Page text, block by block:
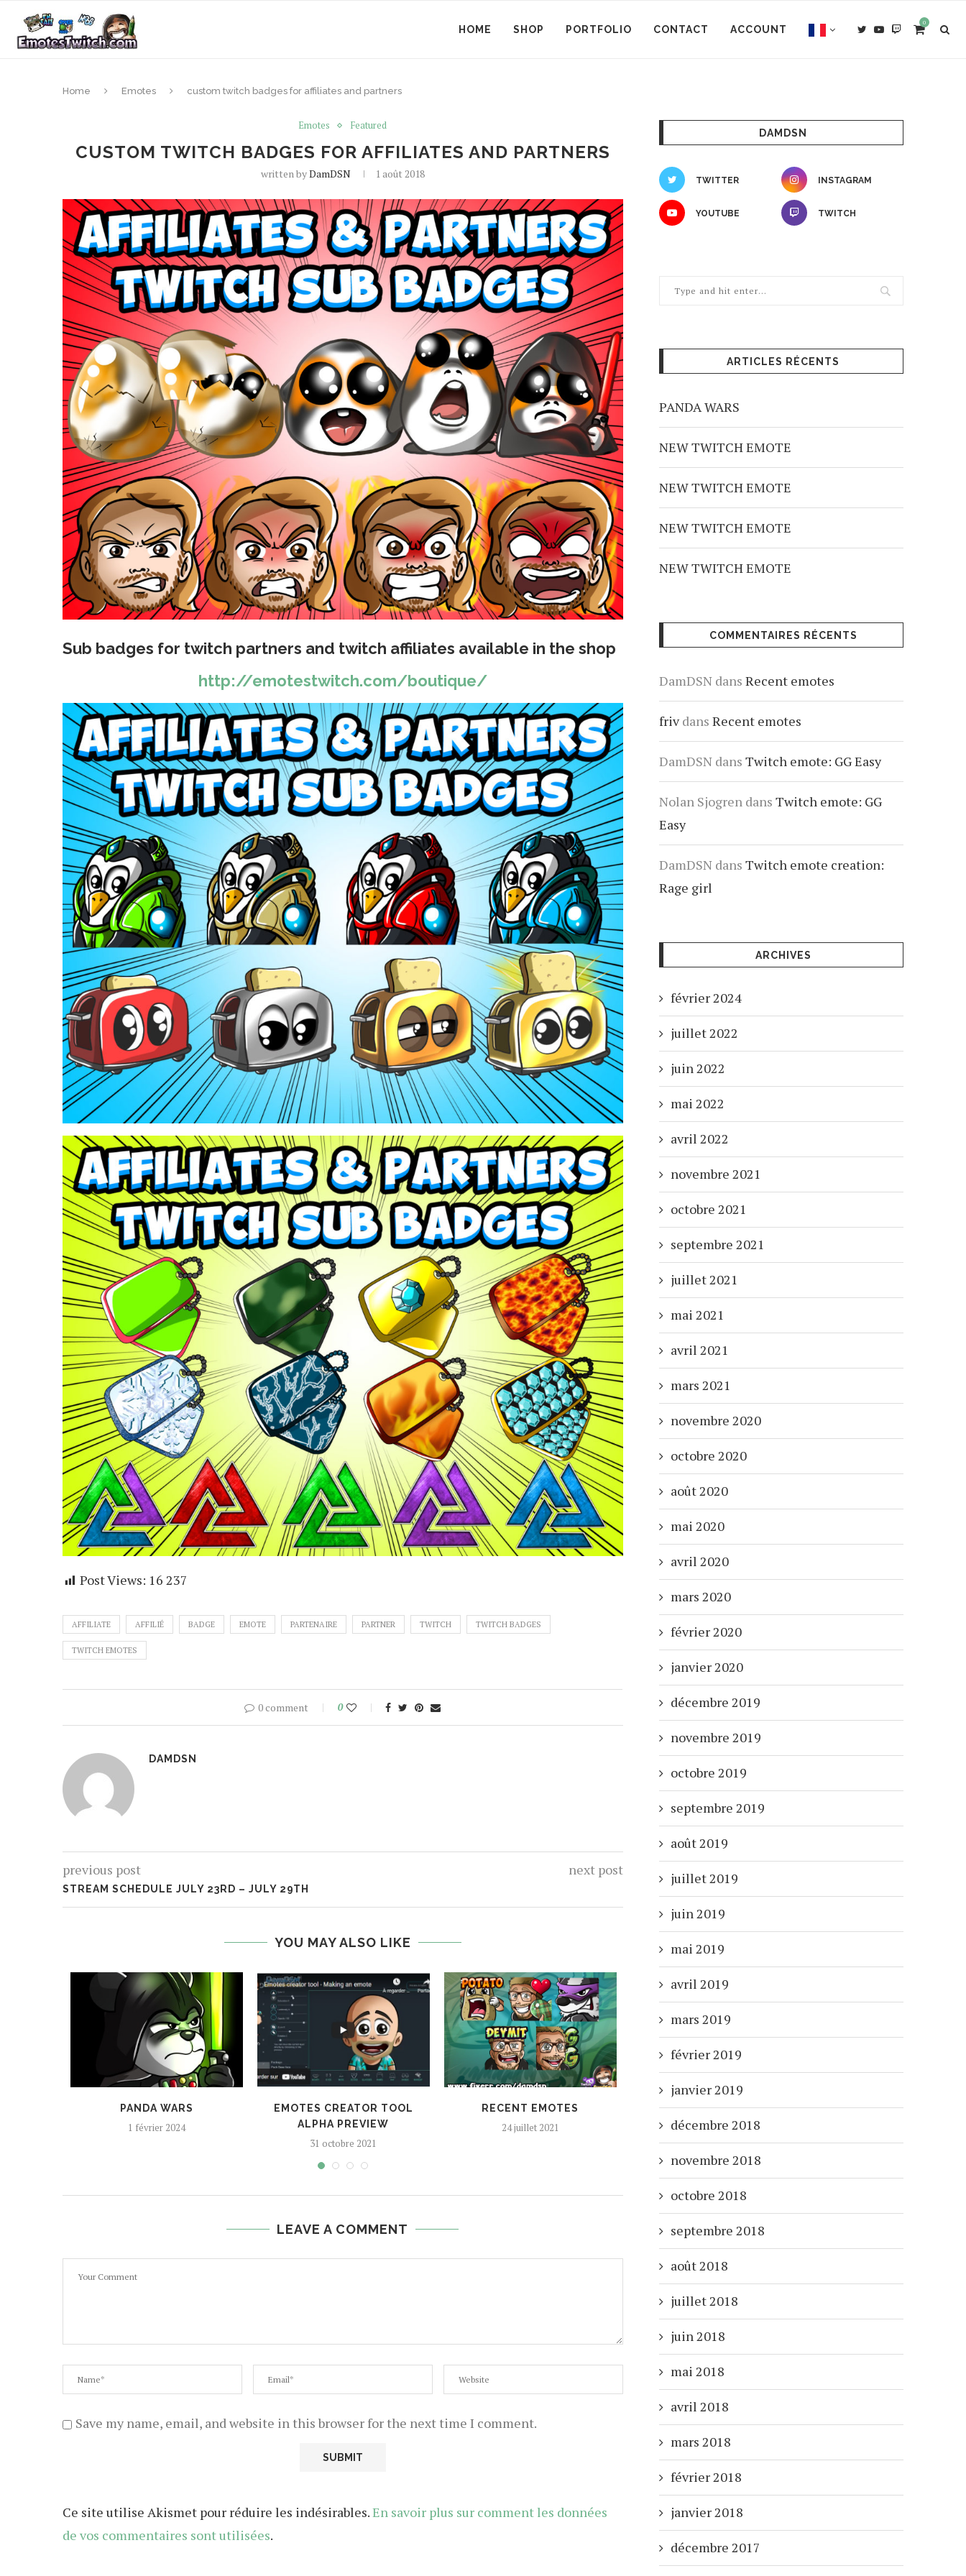
HOME SHOP PORTFOLIO CONTACT ACCOUNT
0
Home Emotes custom twitch badges for affiliates and partners
Emotes Featured
CUSTOM TWITCH BADGES FOR AFFILIATES AND PARTNERS
written byDamDSN 1 août 2018
Sub badges for twitch partners and twitch affiliates available in the shop
http://emotestwitch.com/boutique/
Post Views: 16 237
AFFILIATE AFFILIÉ BADGE EMOTE PARTENAIRE PARTNER TWITCH TWITCH BADGES
TWITCH EMOTES
0 comment 0
DAMDSN
previous post
STREAM SCHEDULE JULY 23RD – JULY 29TH
next post
YOU MAY ALSO LIKE
PANDA WARS
1 février 2024
EMOTES CREATOR TOOL
ALPHA PREVIEW
31 octobre 2021
RECENT EMOTES
24 juillet 2021
RECENT EMOTES
19 juillet 2021
ANIMATED EMOTE
23 mai 2021
LEAVE A COMMENT
Save my name, email, and website in this browser for the next time I comment.
Ce site utilise Akismet pour réduire les indésirables.En savoir plus sur comment les données
de vos commentaires sont utilisées.
DAMDSN
TWITTER INSTAGRAM
YOUTUBE TWITCH
ARTICLES RÉCENTS
PANDA WARS
NEW TWITCH EMOTE
NEW TWITCH EMOTE
NEW TWITCH EMOTE
NEW TWITCH EMOTE
COMMENTAIRES RÉCENTS
DamDSN dans Recent emotes
frivdans Recent emotes
DamDSN dans Twitch emote: GG Easy
Nolan Sjogren dans Twitch emote: GG
Easy
DamDSN dans Twitch emote creation:
Rage girl
ARCHIVES
février 2024
juillet 2022
juin 2022
mai 2022
avril 2022
novembre 2021
octobre 2021
septembre 2021
juillet 2021
mai 2021
avril 2021
mars 2021
novembre 2020
octobre 2020
août 2020
mai 2020
avril 2020
mars 2020
février 2020
janvier 2020
décembre 2019
novembre 2019
octobre 2019
septembre 2019
août 2019
juillet 2019
juin 2019
mai 2019
avril 2019
mars 2019
février 2019
janvier 2019
décembre 2018
novembre 2018
octobre 2018
septembre 2018
août 2018
juillet 2018
juin 2018
mai 2018
avril 2018
mars 2018
février 2018
janvier 2018
décembre 2017